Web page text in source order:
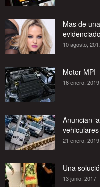
Mas de
evidenciado
10 agosto,
Motor MPI
16 enero, 2019
Anuncian
21 enero, 2019
Una
13 junio, 2017